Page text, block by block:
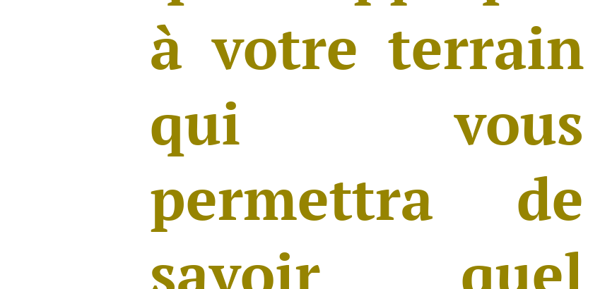
à votre terrain
qui vous
permettra de
savoir quel